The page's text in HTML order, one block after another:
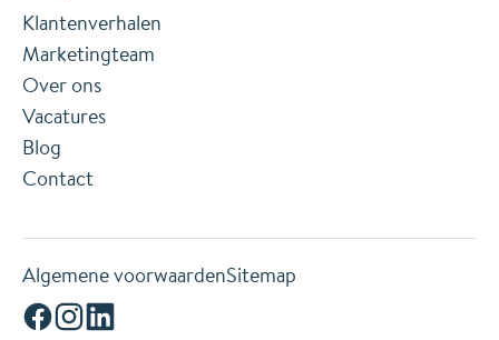
Klantenverhalen
Marketingteam
Over ons
Vacatures
Blog
Contact
Algemene voorwaardenSitemap
FacebookInstagram